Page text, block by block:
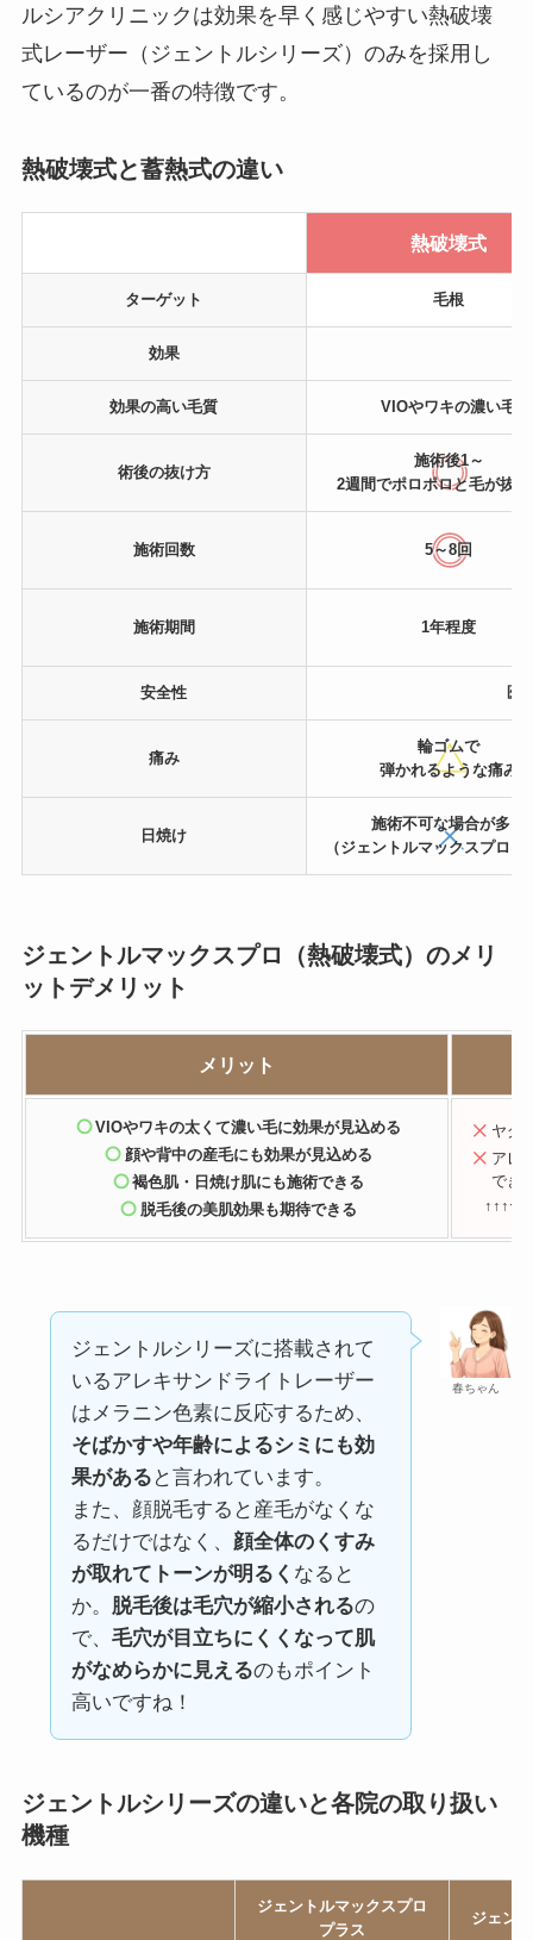
ルシアクリニックは効果を早く感じやすい熱破壊
式レーザー（ジェントルシリーズ）のみを採用し
ているのが一番の特徴です。
熱破壊式と蓄熱式の違い
熱破壊式
ターゲット 毛根
効果
効果の高い毛質 VIOやワキの濃い毛
術後の抜け方
施術後1～
2週間でポロポロと毛が抜
施術回数 5～8回
施術期間 1年程度
安全性 医
痛み
輪ゴムで
弾かれるような痛み
日焼け
施術不可な場合が多い
（ジェントルマックスプロは
ジェントルマックスプロ（熱破壊式）のメリ
ットデメリット
メリット
VIOやワキの太くて濃い毛に効果が見込める
顔や背中の産毛にも効果が見込める
褐色肌・日焼け肌にも施術できる
脱毛後の美肌効果も期待できる
ヤグ
アレ
でき
↑↑↑ヤ
春ちゃん
ジェントルシリーズに搭載されて
いるアレキサンドライトレーザー
はメラニン色素に反応するため、
そばかすや年齢によるシミにも効
果がある と言われています。
また、顔脱毛すると産毛がなくな
るだけではなく、 顔全体のくすみ
が取れてトーンが明るく なると
か。 脱毛後は毛穴が縮小されるの
で、 毛穴が目立ちにくくなって肌
がなめらかに見えるのもポイント
高いですね！
ジェントルシリーズの違いと各院の取り扱い
機種
ジェントルマックスプロ
プラス
ジェン